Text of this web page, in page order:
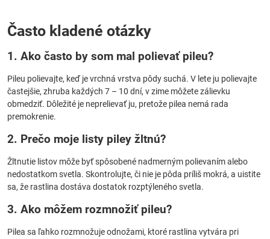
Často kladené otázky
1. Ako často by som mal polievať pileu?
Pileu polievajte, keď je vrchná vrstva pôdy suchá. V lete ju polievajte
častejšie, zhruba každých 7 – 10 dní, v zime môžete zálievku
obmedziť. Dôležité je neprelievať ju, pretože pilea nemá rada
premokrenie.
2. Prečo moje listy piley žltnú?
Žltnutie listov môže byť spôsobené nadmerným polievaním alebo
nedostatkom svetla. Skontrolujte, či nie je pôda príliš mokrá, a uistite
sa, že rastlina dostáva dostatok rozptýleného svetla.
3. Ako môžem rozmnožiť pileu?
Pilea sa ľahko rozmnožuje odnožami, ktoré rastlina vytvára pri